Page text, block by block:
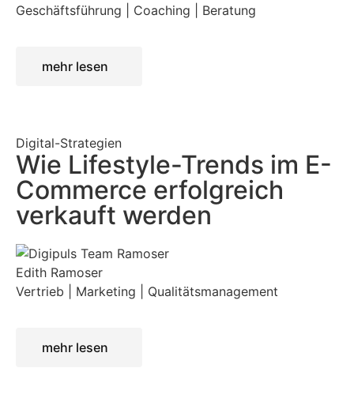
Geschäftsführung | Coaching | Beratung
mehr lesen
Digital-Strategien
Wie Lifestyle-Trends im E-
Commerce erfolgreich
verkauft werden
Edith Ramoser
Vertrieb | Marketing | Qualitätsmanagement
mehr lesen